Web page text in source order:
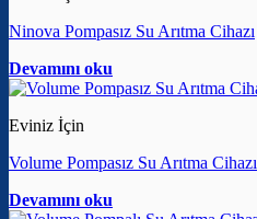
Ninova Pompasız Su Arıtma Cihazı
Devamını oku
Eviniz İçin
Volume Pompasız Su Arıtma Cihazı
Devamını oku